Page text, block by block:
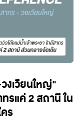
งเวียนใหญ่"
รแค่ 2 สถานี ใน
ร